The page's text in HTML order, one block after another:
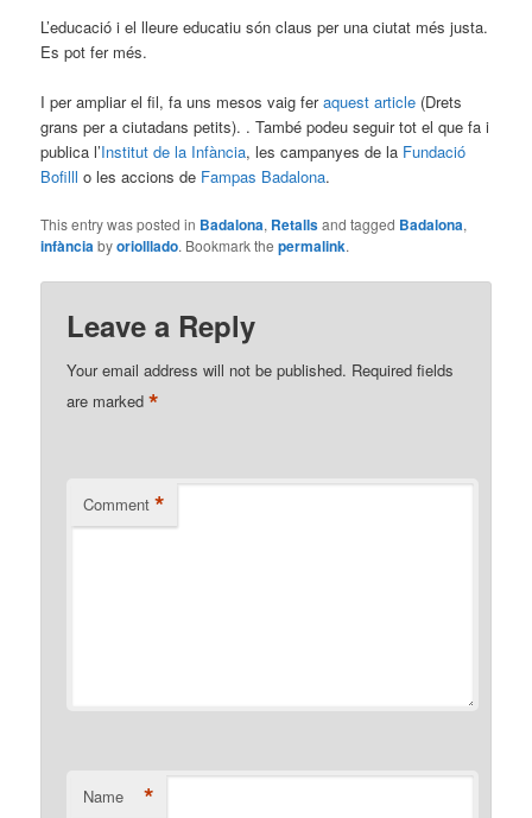
L’educació i el lleure educatiu són claus per una ciutat més justa.
Es pot fer més.
I per ampliar el fil, fa uns mesos vaig feraquest article (Drets
grans per a ciutadans petits). . També podeu seguir tot el que fa i
publica l’Institut de la Infància, les campanyes de la Fundació
Bofilll o les accions de Fampas Badalona.
This entry was posted in Badalona, Retallsand tagged Badalona,
infànciabyoriolllado. Bookmark thepermalink.
Leave a Reply
Your email address will not be published. Required fields
are marked*
Comment *
Name *